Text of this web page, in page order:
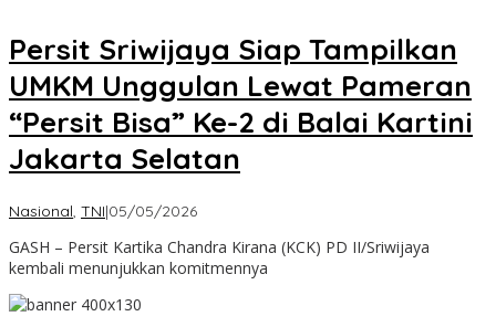
Persit Sriwijaya Siap Tampilkan
UMKM Unggulan Lewat Pameran
“Persit Bisa” Ke-2 di Balai Kartini
Jakarta Selatan
Nasional, TNI|05/05/2026oleh
GASH – Persit Kartika Chandra Kirana (KCK) PD II/Sriwijaya
kembali menunjukkan komitmennya